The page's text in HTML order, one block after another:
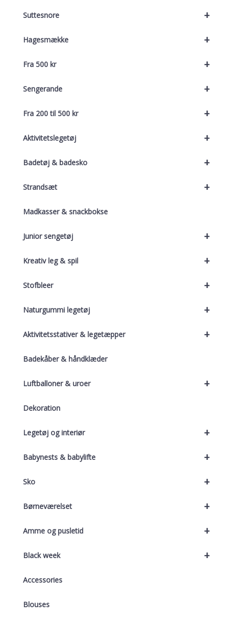
+
Suttesnore
+
Hagesmække
+
Fra 500 kr
+
Sengerande
+
Fra 200 til 500 kr
+
Aktivitetslegetøj
+
Badetøj & badesko
+
Strandsæt
Madkasser & snackbokse
+
Junior sengetøj
+
Kreativ leg & spil
+
Stofbleer
+
Naturgummi legetøj
+
Aktivitetsstativer & legetæpper
Badekåber & håndklæder
+
Luftballoner & uroer
Dekoration
+
Legetøj og interiør
+
Babynests & babylifte
+
Sko
+
Børneværelset
+
Amme og pusletid
+
Black week
Accessories
Blouses